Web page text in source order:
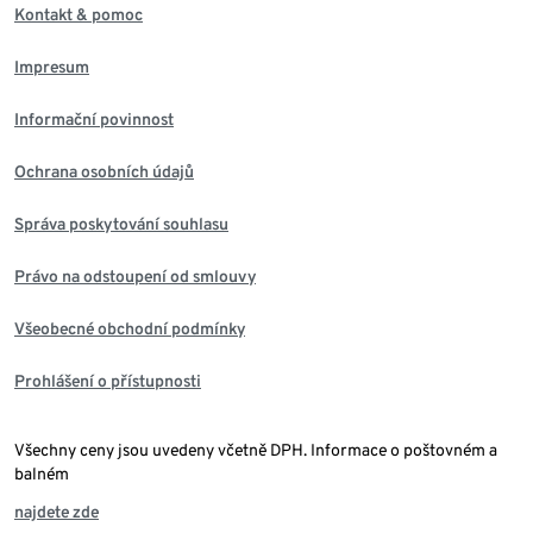
Kontakt & pomoc
Impresum
Informační povinnost
Ochrana osobních údajů
Správa poskytování souhlasu
Právo na odstoupení od smlouvy
Všeobecné obchodní podmínky
Prohlášení o přístupnosti
Všechny ceny jsou uvedeny včetně DPH. Informace o poštovném a
balném
najdete zde